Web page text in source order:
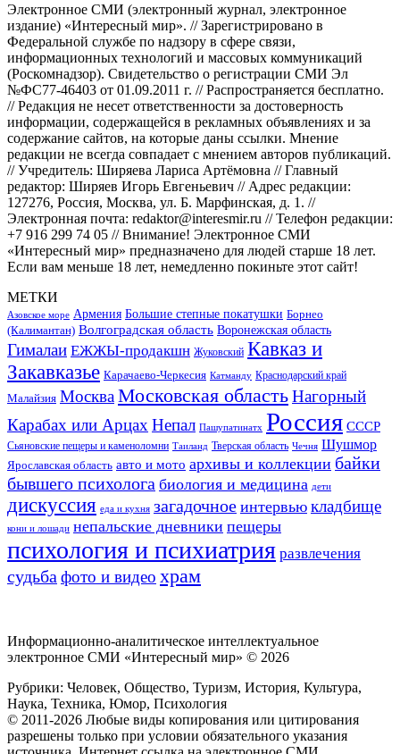
Электронное СМИ (электронный журнал, электронное
издание) «Интересный мир». // Зарегистрировано в
Федеральной службе по надзору в сфере связи,
информационных технологий и массовых коммуникаций
(Роскомнадзор). Свидетельство о регистрации СМИ Эл
№ФС77-46403 от 01.09.2011 г. // Распространяется бесплатно.
// Редакция не несет ответственности за достоверность
информации, содержащейся в рекламных объявлениях и за
содержание сайтов, на которые даны ссылки. Мнение
редакции не всегда совпадает с мнением авторов публикаций.
// Учредитель: Ширяева Лариса Артёмовна // Главный
редактор: Ширяев Игорь Евгеньевич // Адрес редакции:
127276, Россия, Москва, ул. Б. Марфинская, д. 1. //
Электронная почта: redaktor@interesmir.ru // Телефон редакции:
+7 916 299 74 05 // Внимание! Электронное СМИ
«Интересный мир» предназначено для людей старше 18 лет.
Если вам меньше 18 лет, немедленно покиньте этот сайт!
МЕТКИ
Азовское море Армения Большие степные покатушки Борнео
(Калимантан) Волгоградская область Воронежская область
Гималаи ЕЖЖЫ-продакшн Жуковский Кавказ и
Закавказье Карачаево-Черкесия Катманду Краснодарский край
Малайзия МоскваМосковская областьНагорный
Карабах или Арцах Непал Пашупатинатх Россия СССР
Сьяновские пещеры и каменоломни Таиланд Тверская область Чечня Шушмор
Ярославская область авто и мото архивы и коллекции байки
бывшего психолога биология и медицина дети
дискуссия еда и кухня загадочное интервью кладбище
кони и лошади непальские дневники пещеры
психология и психиатрия развлечения
судьба фото и видео храм
Информационно-аналитическое интеллектуальное
электронное СМИ «Интересный мир» © 2026
Рубрики: Человек, Общество, Туризм, История, Культура,
Наука, Техника, Юмор, Психология
© 2011-2026 Любые виды копирования или цитирования
разрешены только при условии обязательного указания